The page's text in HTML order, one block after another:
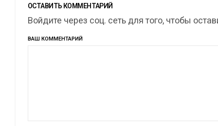
ОСТАВИТЬ КОММЕНТАРИЙ
Войдите через соц. сеть для того, чтобы
ВАШ КОММЕНТАРИЙ